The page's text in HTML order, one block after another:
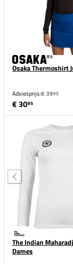
Osaka Thermoshirt
Adviesprijs:€ 3995
€ 3095
The Indian
Dames